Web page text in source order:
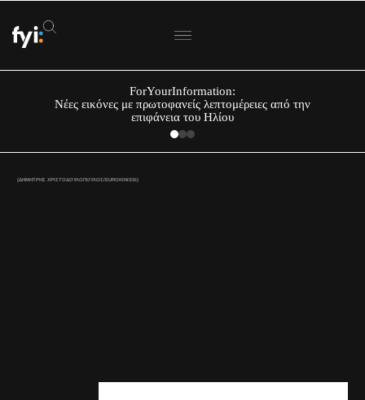
ForYourInformation:
Νέες εικόνες με πρωτοφανείς λεπτομέρειες από την
επιφάνεια του Ηλίου
(ΔΗΜΗΤΡΗΣ ΧΡΙΣΤΟΔΟΥΛΟΠΟΥΛΟΣ/EUROKINISSI)